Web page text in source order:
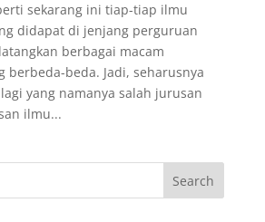
sekarang ini tiap-tiap ilmu
didapat di jenjang perguruan
berbagai macam
berbeda-beda. Jadi, seharusnya
yang namanya salah jurusan
ilmu...